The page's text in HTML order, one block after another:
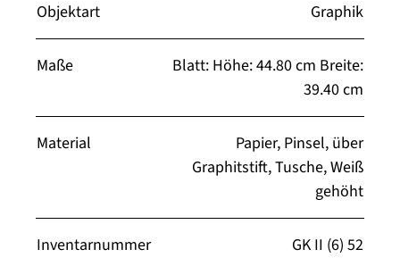
Objektart
Graphik
Maße
Blatt: Höhe: 44.80 cm Breite:
39.40 cm
Material
Papier, Pinsel, über
Graphitstift, Tusche, Weiß
gehöht
Inventarnummer GK II (6) 52